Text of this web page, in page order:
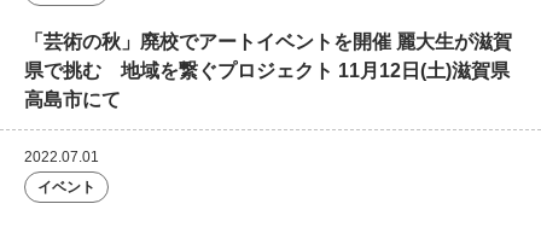
「芸術の秋」廃校でアートイベントを開催 麗大生が滋賀
県で挑む 地域を繋ぐプロジェクト 11月12日(土)滋賀県
高島市にて
2022.07.01
イベント